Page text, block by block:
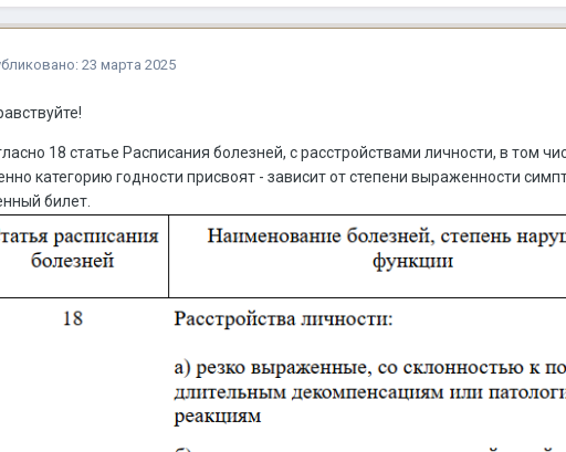
23 марта 2025
18 статье Расписания болезней, с расстройствами личности, в том
категорию годности присвоят - зависит от степени выраженности
билет.